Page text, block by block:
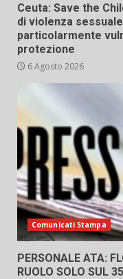
Ceuta: Save the
di violenza
particolarmente
protezione
6 Agosto 2026
Comunicati Stampa
PERSONALE ATA:
RUOLO SOLO SUL